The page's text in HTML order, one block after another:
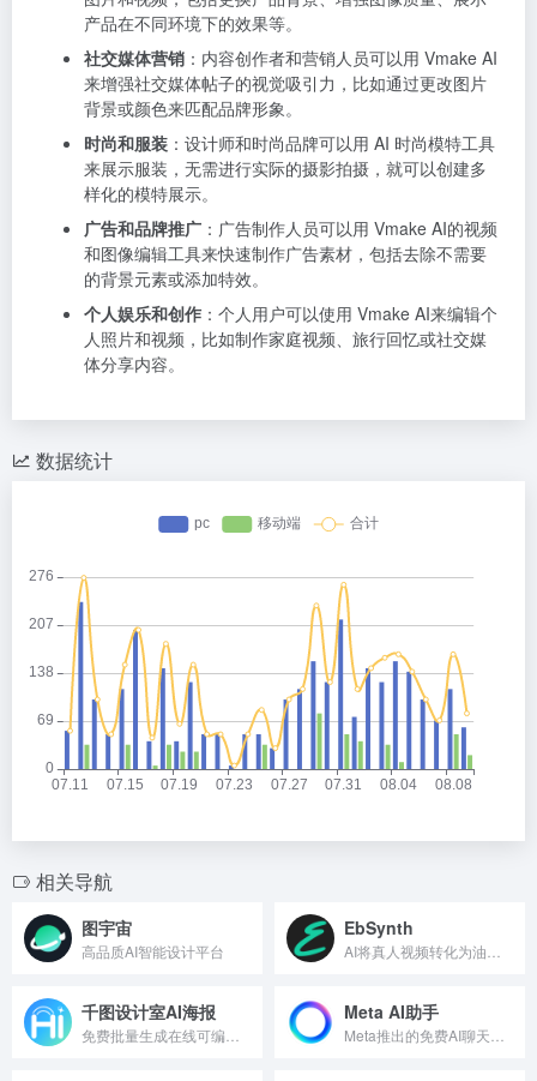
产品在不同环境下的效果等。
社交媒体营销 ：内容创作者和营销人员可以用 Vmake AI
来增强社交媒体帖子的视觉吸引力，比如通过更改图片
背景或颜色来匹配品牌形象。
时尚和服装 ：设计师和时尚品牌可以用 AI 时尚模特工具
来展示服装，无需进行实际的摄影拍摄，就可以创建多
样化的模特展示。
广告和品牌推广 ：广告制作人员可以用 Vmake AI的视频
和图像编辑工具来快速制作广告素材，包括去除不需要
的背景元素或添加特效。
个人娱乐和创作 ：个人用户可以使用 Vmake AI来编辑个
人照片和视频，比如制作家庭视频、旅行回忆或社交媒
体分享内容。
数据统计
相关导航
图宇宙
高品质AI智能设计平台
EbSynth
千图设计室AI海报 Meta AI助手